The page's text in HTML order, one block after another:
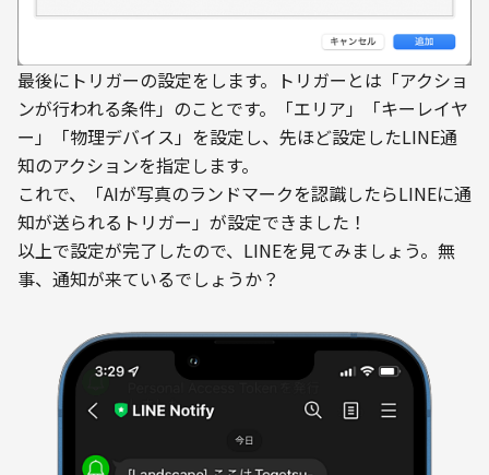
最後にトリガーの設定をします。トリガーとは「アクショ
ンが行われる条件」のことです。「エリア」「キーレイヤ
ー」「物理デバイス」を設定し、先ほど設定したLINE通
知のアクションを指定します。
これで、「AIが写真のランドマークを認識したらLINEに通
知が送られるトリガー」が設定できました！
以上で設定が完了したので、LINEを見てみましょう。無
事、通知が来ているでしょうか？